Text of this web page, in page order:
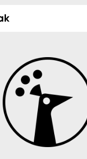
Velkoobchod Sortiment
asfalt, minerální
Dekor
Profi
Pta